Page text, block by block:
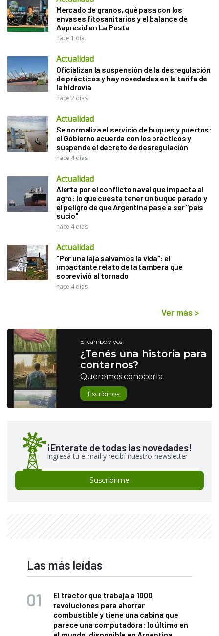
Mercado de granos, qué pasa con los
envases fitosanitarios y el balance de
Aapresid en La Posta
hace 1 día
Actualidad
Oficializan la suspensión de la desregulación
de prácticos y hay novedades en la tarifa de
la hidrovía
hace 2 días
Actualidad
Se normaliza el servicio de buques y puertos:
el Gobierno acuerda con los prácticos y
suspende el decreto de desregulación
hace 4 días
Actualidad
Alerta por el conflicto naval que impacta al
agro: lo que cuesta tener un buque parado y
el peligro de que Argentina pase a ser "país
sucio"
hace 4 días
Actualidad
"Por una laja salvamos la vida": el
impactante relato de la tambera que
sobrevivió al tornado
hace 4 días
Ver más >
El campo y vos
¿Tenés una historia para
contarnos?
Queremos conocerla
Escribinos
¡Enterate de todas las novedades!
Ingresá tu e-mail y recibí nuestro newsletter
Suscribirme
Las más leídas
El tractor que trabaja a 1000
revoluciones para ahorrar
combustible y tiene una cabina que
parece una computadora: lo último en